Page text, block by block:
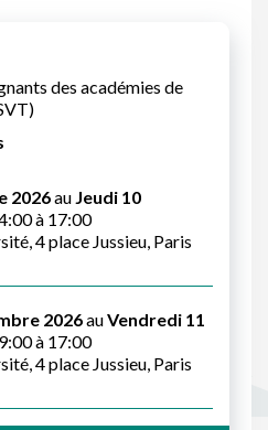
des académies de
2026au Jeudi 10
à 17:00
4 place Jussieu, Paris
2026auVendredi 11
à 17:00
4 place Jussieu, Paris